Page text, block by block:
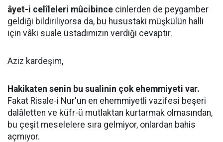
âyet-i celîleleri mûcibince cinlerden de peygamber
geldiği bildiriliyorsa da, bu husustaki müşkülün halli
için vâki suale üstadımızın verdiği cevaptır.
Aziz kardeşim,
Hakikaten senin bu sualinin çok ehemmiyeti var.
Fakat Risale-i Nur'un en ehemmiyetli vazifesi beşeri
dalâletten ve küfr-ü mutlaktan kurtarmak olmasından,
bu çeşit meselelere sıra gelmiyor, onlardan bahis
açmıyor.